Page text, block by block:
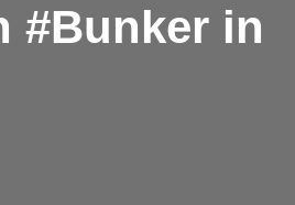
#Bunker in